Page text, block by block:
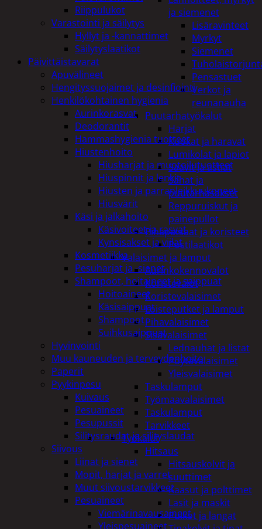
ja siemenet
Lisäravinteet
Myrkyt
Siemenet
Pensastuet
Verkot ja
reunanauha
Puutarhatyökalut
Harjat
Kuokat ja haravat
Lumikolat ja lapiot
Saavit ja astiat
Sahat ja
puutarhasakset
Reppuruiskut ja
painepullot
Pihapatsaat ja koristeet
Postilaatikot
Valaisimet ja lamput
Aurinkokennovalot
Koristevalot
Koristevalaisimet
Loisteputket ja lamput
Pihavalaisimet
Sisävalaisimet
Lednauhat ja listat
Pöytävalaisimet
Yleisvalaisimet
Taskulamput
Työmaavalaisimet
Taskulamput
Tarvikkeet
Työkalut
Hitsaus
Hitsauskolvit ja
suuttimet
Kaasut ja polttimet
Lasit ja maskit
Puikot ja langat
Riippulukot
Varastointi ja säilytys
Hyllyt ja -kannattimet
Säilytyslaatikot
Päivittäistavarat
Apuvälineet
Hengityssuojaimet ja desinfiointi
Henkilökohtainen hygienia
Aurinkorasvat
Deodorantit
Hammashygienia tuotteet
Hiustenhoito
Hiusharjat ja muotoilutuotteet
Hiuspinnit ja lenkit
Hiusten ja parranleikkuukoneet
Hiusvärit
Käsi ja jalkahoito
Käsivoiteet ja rasvat
Kynsisakset ja viilat
Kosmetiikka
Pesuharjat ja -sienet
Shampoot, hoitaineet ja saippuat
Hoitoaineet
Käsisaippuat
Shampoot
Suihkusaippuat
Hyvinvointi
Muu kauneuden ja terveydenhoito
Paperit
Pyykinpesu
Kuivaus
Pesuaineet
Pesupussit
Silitysraudat ja silityslaudat
Siivous
Liinat ja sienet
Mopit, harjat ja varret
Muut siivoustarvikkeet
Pesuaineet
Viemärinavausaineet
Yleispesuaineet